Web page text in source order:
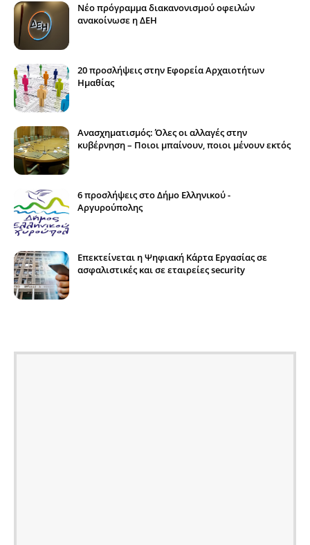
Νέο πρόγραμμα διακανονισμού οφειλών
ανακοίνωσε η ΔΕΗ
20 προσλήψεις στην Εφορεία Αρχαιοτήτων
Ημαθίας
Ανασχηματισμός: Όλες οι αλλαγές στην
κυβέρνηση – Ποιοι μπαίνουν, ποιοι μένουν εκτός
6 προσλήψεις στο Δήμο Ελληνικού -
Αργυρούπολης
Επεκτείνεται η Ψηφιακή Κάρτα Εργασίας σε
ασφαλιστικές και σε εταιρείες security